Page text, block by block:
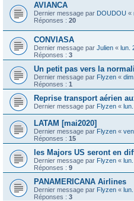
AVIANCA
Dernier message par DOUDOU «
Réponses : 20
CONVIASA
Dernier message par Julien « lun.
Réponses : 3
Un petit pas vers la
Dernier message par Flyzen «
Réponses : 1
Reprise transport aérien
Dernier message par Flyzen «
LATAM [mai2020]
Dernier message par Flyzen «
Réponses : 15
les Majors US seront en
Dernier message par Flyzen «
Réponses : 9
PANAMERICANA Airlines
Dernier message par Flyzen «
Réponses : 3